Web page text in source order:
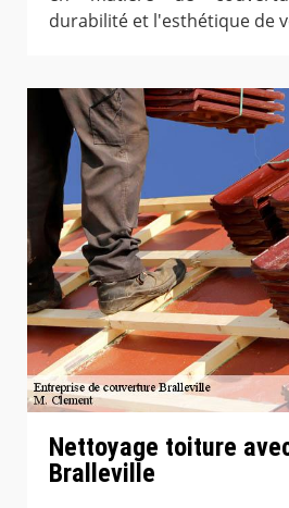
durabilité et l'esthétique de
Nettoyage toiture
Bralleville